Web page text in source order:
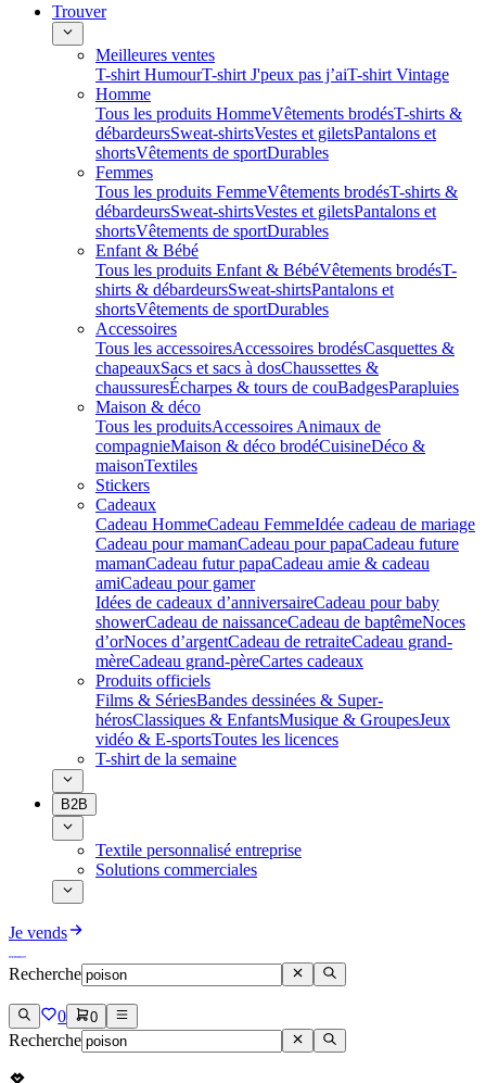
Trouver
Meilleures ventes
T-shirt HumourT-shirt J'peux pas j’aiT-shirt Vintage
Homme
Tous les produits HommeVêtements brodésT-shirts &
débardeursSweat-shirtsVestes et giletsPantalons et
shortsVêtements de sportDurables
Femmes
Tous les produits FemmeVêtements brodésT-shirts &
débardeursSweat-shirtsVestes et giletsPantalons et
shortsVêtements de sportDurables
Enfant & Bébé
Tous les produits Enfant & BébéVêtements brodésT-
shirts & débardeursSweat-shirtsPantalons et
shortsVêtements de sportDurables
Accessoires
Tous les accessoiresAccessoires brodésCasquettes &
chapeauxSacs et sacs à dosChaussettes &
chaussuresÉcharpes & tours de couBadgesParapluies
Maison & déco
Tous les produitsAccessoires Animaux de
compagnieMaison & déco brodéCuisineDéco &
maisonTextiles
Stickers
Cadeaux
Cadeau HommeCadeau FemmeIdée cadeau de mariage​
Cadeau pour mamanCadeau pour papaCadeau future
mamanCadeau futur papaCadeau amie & cadeau
amiCadeau pour gamer
Idées de cadeaux d’anniversaireCadeau pour baby
showerCadeau de naissanceCadeau de baptêmeNoces
d’orNoces d’argentCadeau de retraiteCadeau grand-
mèreCadeau grand-pèreCartes cadeaux
Produits officiels
Films & SériesBandes dessinées & Super-
hérosClassiques & EnfantsMusique & GroupesJeux
vidéo & E-sportsToutes les licences
T-shirt de la semaine
B2B
Textile personnalisé entreprise
Solutions commerciales
Je vends
Recherche
0 0
Recherche